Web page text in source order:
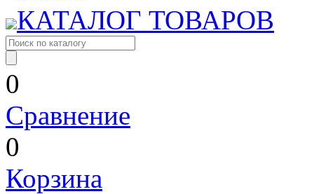
КАТАЛОГ ТОВАРОВ
0
Сравнение
0
Корзина